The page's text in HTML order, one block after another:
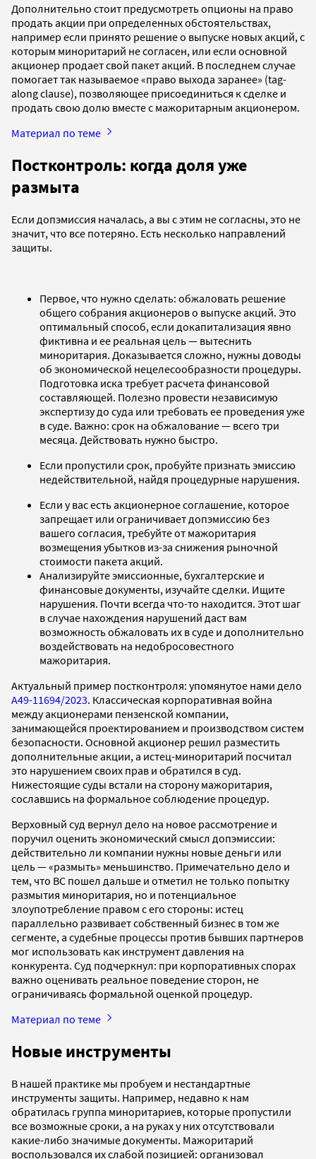
Дополнительно стоит предусмотреть опционы на право
продать акции при определенных обстоятельствах,
например если принято решение о выпуске новых акций, с
которым миноритарий не согласен, или если основной
акционер продает свой пакет акций. В последнем случае
помогает так называемое «право выхода заранее» (tag-
along clause), позволяющее присоединиться к сделке и
продать свою долю вместе с мажоритарным акционером.
Материал по теме
Постконтроль: когда доля уже
размыта
Если допэмиссия началась, а вы с этим не согласны, это не
значит, что все потеряно. Есть несколько направлений
защиты.
Первое, что нужно сделать: обжаловать решение
общего собрания акционеров о выпуске акций. Это
оптимальный способ, если докапитализация явно
фиктивна и ее реальная цель — вытеснить
миноритария. Доказывается сложно, нужны доводы
об экономической нецелесообразности процедуры.
Подготовка иска требует расчета финансовой
составляющей. Полезно провести независимую
экспертизу до суда или требовать ее проведения уже
в суде. Важно: срок на обжалование — всего три
месяца. Действовать нужно быстро.
Если пропустили срок, пробуйте признать эмиссию
недействительной, найдя процедурные нарушения.
Если у вас есть акционерное соглашение, которое
запрещает или ограничивает допэмиссию без
вашего согласия, требуйте от мажоритария
возмещения убытков из-за снижения рыночной
стоимости пакета акций.
Анализируйте эмиссионные, бухгалтерские и
финансовые документы, изучайте сделки. Ищите
нарушения. Почти всегда что-то находится. Этот шаг
в случае нахождения нарушений даст вам
возможность обжаловать их в суде и дополнительно
воздействовать на недобросовестного
мажоритария.
Актуальный пример постконтроля: упомянутое нами дело
А49-11694/2023. Классическая корпоративная война
между акционерами пензенской компании,
занимающейся проектированием и производством систем
безопасности. Основной акционер решил разместить
дополнительные акции, а истец-миноритарий посчитал
это нарушением своих прав и обратился в суд.
Нижестоящие суды встали на сторону мажоритария,
сославшись на формальное соблюдение процедур.
Верховный суд вернул дело на новое рассмотрение и
поручил оценить экономический смысл допэмиссии:
действительно ли компании нужны новые деньги или
цель — «размыть» меньшинство. Примечательно дело и
тем, что ВС пошел дальше и отметил не только попытку
размытия миноритария, но и потенциальное
злоупотребление правом с его стороны: истец
параллельно развивает собственный бизнес в том же
сегменте, а судебные процессы против бывших партнеров
мог использовать как инструмент давления на
конкурента. Суд подчеркнул: при корпоративных спорах
важно оценивать реальное поведение сторон, не
ограничиваясь формальной оценкой процедур.
Материал по теме
Новые инструменты
В нашей практике мы пробуем и нестандартные
инструменты защиты. Например, недавно к нам
обратилась группа миноритариев, которые пропустили
все возможные сроки, а на руках у них отсутствовали
какие-либо значимые документы. Мажоритарий
воспользовался их слабой позицией: организовал